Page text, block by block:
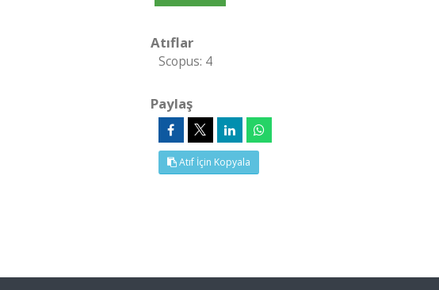
Atıflar
Scopus: 4
Paylaş
Atıf İçin Kopyala